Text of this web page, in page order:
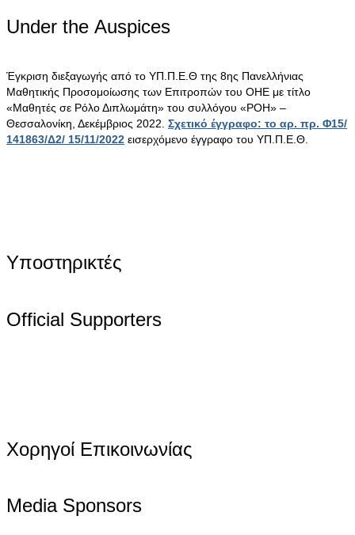
Under the Αuspices
Έγκριση διεξαγωγής από το ΥΠ.Π.Ε.Θ της 8ης Πανελλήνιας
Μαθητικής Προσομοίωσης των Επιτροπών του ΟΗΕ με τίτλο
«Μαθητές σε Ρόλο Διπλωμάτη» του συλλόγου «ΡΟΗ» –
Θεσσαλονίκη, Δεκέμβριος 2022. Σχετικό έγγραφο: το αρ. πρ. Φ15/
141863/Δ2/ 15/11/2022 εισερχόμενο έγγραφο του ΥΠ.Π.Ε.Θ.
Υποστηρικτές
Official Supporters
Χορηγοί Επικοινωνίας
Media Sponsors